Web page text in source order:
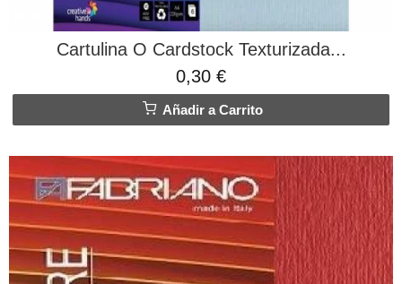
Cartulina O Cardstock Texturizada...
0,30 €
Añadir a Carrito